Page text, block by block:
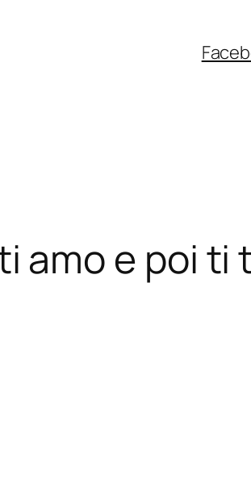
amo e poi ti